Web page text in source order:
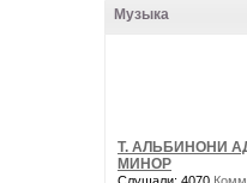
Музыка
Т. АЛЬБИНОНИ
МИНОР